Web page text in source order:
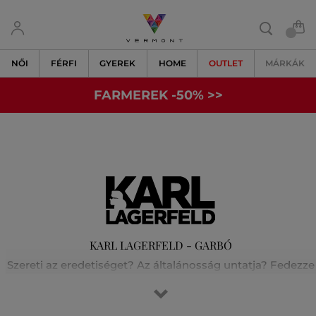
NŐI FÉRFI GYEREK HOME OUTLET MÁRKÁK
FARMEREK -50% >>
KARL LAGERFELD - GARBÓ
Szereti az eredetiséget? Az általánosság untatja? Fedezze
és a rock-chic elegancia tökéletes keverékét. Karl